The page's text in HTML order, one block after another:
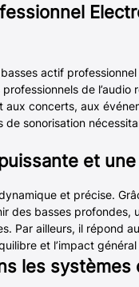
actif
de
concerts, aux
sonorisation
et
et précise.
des basses profondes,
Par ailleurs, il répond
et l’impact
les